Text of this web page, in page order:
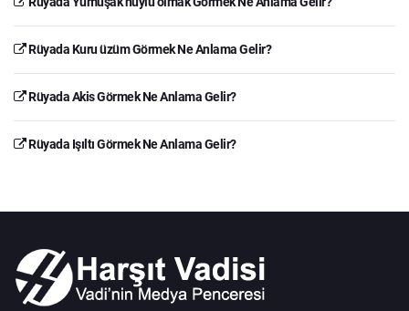
Rüyada Kuru üzüm Görmek Ne Anlama Gelir?
Rüyada Akis Görmek Ne Anlama Gelir?
Rüyada Işıltı Görmek Ne Anlama Gelir?